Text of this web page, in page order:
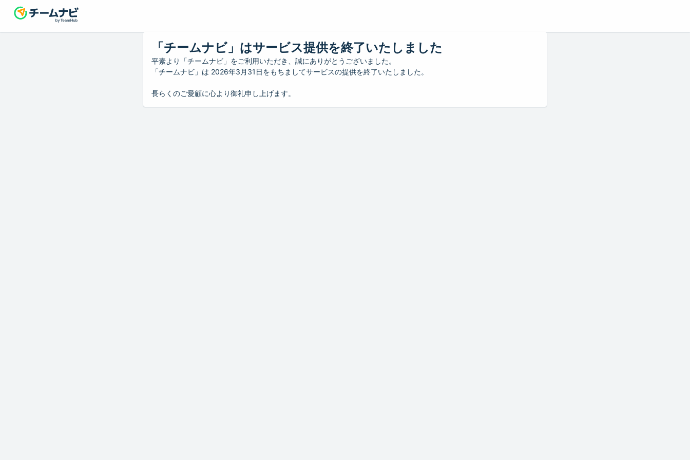
「チームナビ」はサービス提供を終了いたしました
平素より「チームナビ」をご利用いただき、誠にありがとうございました。
「チームナビ」は 2026年3月31日をもちましてサービスの提供を終了いたしました。
長らくのご愛顧に心より御礼申し上げます。